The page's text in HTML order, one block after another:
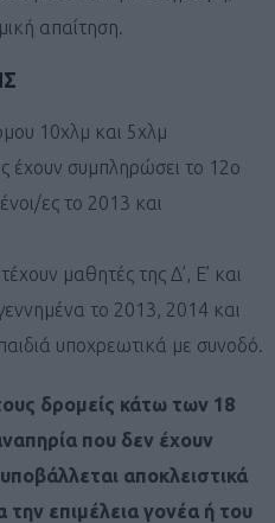
απαίτηση.
10χλμ και 5χλμ
έχουν συμπληρώσει το 12ο
ες το 2013 και
μαθητές της Δ’, Ε’ και
το 2013, 2014 και
υποχρεωτικά με συνοδό.
δρομείς κάτω των 18
που δεν έχουν
αποκλειστικά
επιμέλεια γονέα ή του